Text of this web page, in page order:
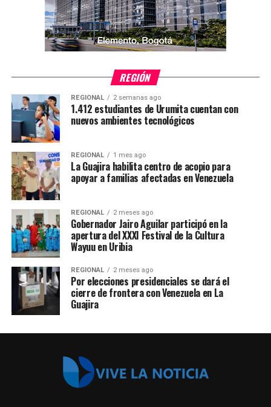
REGIÓN
REGIONAL 2 semanas ago
1.412 estudiantes de Urumita cuentan con
nuevos ambientes tecnológicos
REGIONAL 1 mes ago
La Guajira habilita centro de acopio para
apoyar a familias afectadas en Venezuela
REGIONAL 2 meses ago
Gobernador Jairo Aguilar participó en la
apertura del XXXI Festival de la Cultura
Wayuu en Uribia
REGIONAL 2 meses ago
Por elecciones presidenciales se dará el
cierre de frontera con Venezuela en La
Guajira